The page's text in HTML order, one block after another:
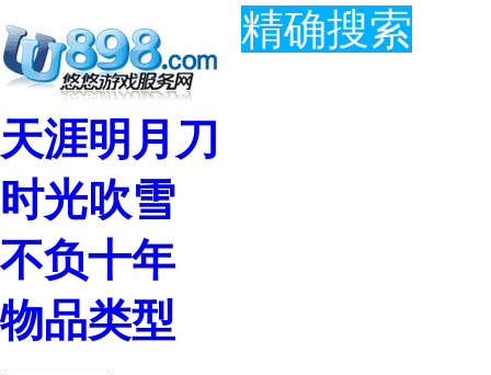
精确搜索
天涯明月刀
时光吹雪
不负十年
物品类型